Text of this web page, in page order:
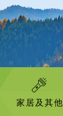
家居及其他